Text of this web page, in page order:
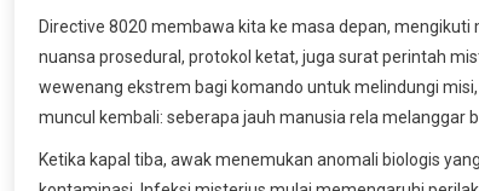
Directive 8020 membawa kita ke masa depan,
nuansa prosedural, protokol ketat, juga surat perintah
wewenang ekstrem bagi komando untuk melindungi
muncul kembali: seberapa jauh manusia rela melanggar
Ketika kapal tiba, awak menemukan anomali biologis